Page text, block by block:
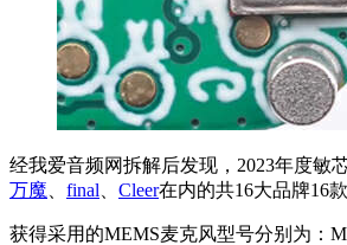
经我爱音频网拆解后发现，2023年度敏
万魔
final Cleer在内的共16大品牌16
获得采用的MEMS麦克风型号分别为：